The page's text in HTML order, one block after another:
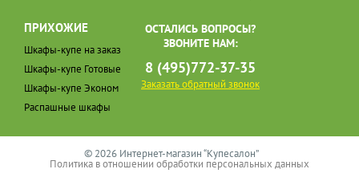
ПРИХОЖИЕ
Шкафы-купе на заказ
Шкафы-купе Готовые
Шкафы-купе Эконом
Распашные шкафы
ОСТАЛИСЬ ВОПРОСЫ?
ЗВОНИТЕ НАМ:
8 (495)772-37-35
Заказать обратный звонок
© 2026 Интернет-магазин “Купесалон”
Политика в отношении обработки персональных данных